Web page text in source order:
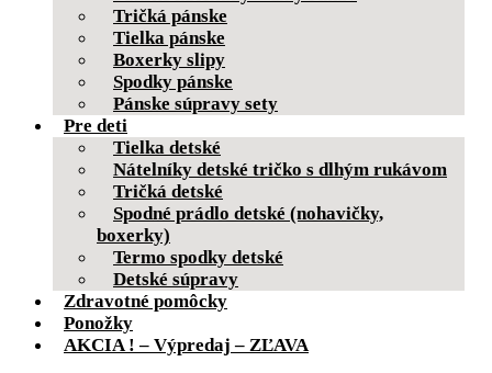
Tričká pánske
Tielka pánske
Boxerky slipy
Spodky pánske
Pánske súpravy sety
Pre deti
Tielka detské
Nátelníky detské tričko s dlhým rukávom
Tričká detské
Spodné prádlo detské (nohavičky,
boxerky)
Termo spodky detské
Detské súpravy
Zdravotné pomôcky
Ponožky
AKCIA ! – Výpredaj – ZĽAVA